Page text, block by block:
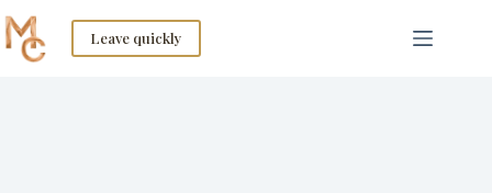
to
content
Leave quickly